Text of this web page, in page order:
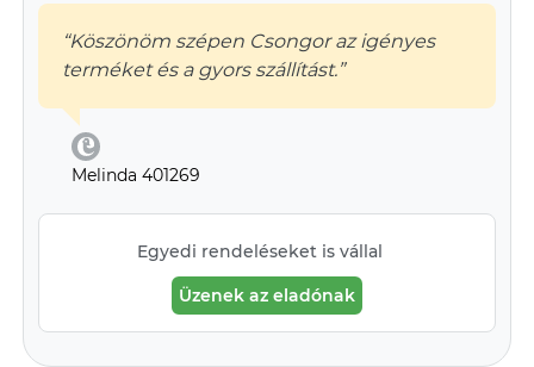
“Köszönöm szépen Csongor az igényes
terméket és a gyors szállítást.”
Melinda 401269
Egyedi rendeléseket is vállal
Üzenek az eladónak